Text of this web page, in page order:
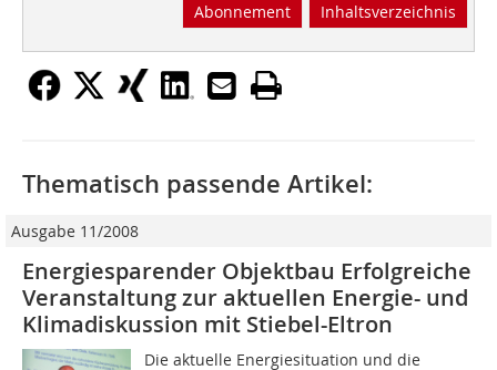
Abonnement Inhaltsverzeichnis
Thematisch passende Artikel:
Ausgabe 11/2008
Energiesparender Objektbau Erfolgreiche
Veranstaltung zur aktuellen Energie- und
Klimadiskussion mit Stiebel-Eltron
Die aktuelle Energiesituation und die